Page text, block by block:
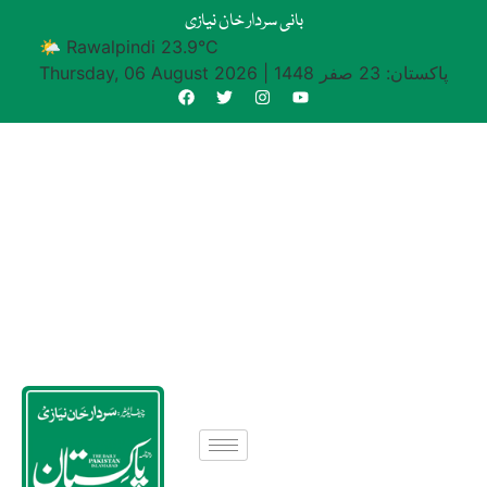
بانی سردار خان نیازی
🌤 Rawalpindi 23.9°C
Thursday, 06 August 2026
پاکستان: 23 صفر 1448